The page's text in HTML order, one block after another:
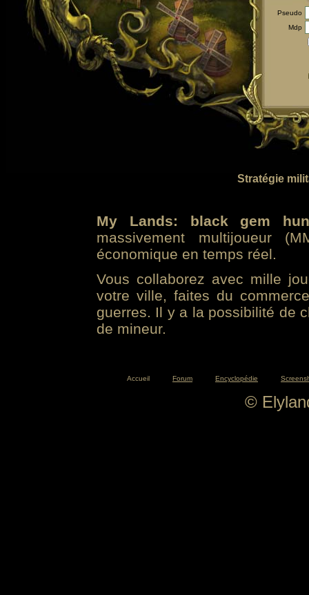
Pseudo
Mdp
Stratégie
My Lands: black gem
massivement multijoueur
économique en temps réel.
Vous collaborez avec mille
votre ville, faites du
guerres. Il y a la possibilité de
de mineur.
Accueil Forum Encyclopédie
©